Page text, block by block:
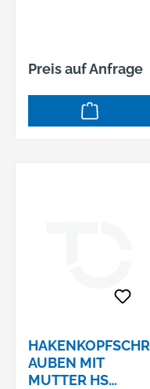
Preis auf Anfrage
HAKENKOPFSCHR
AUBEN MIT
MUTTER HS